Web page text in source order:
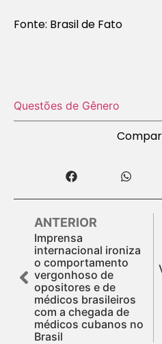
Fonte: Brasil de Fato
Questões de Gênero
ANTERIOR
Imprensa
internacional ironiza
o comportamento
vergonhoso de
opositores e de
médicos brasileiros
com a chegada de
médicos cubanos no
Brasil